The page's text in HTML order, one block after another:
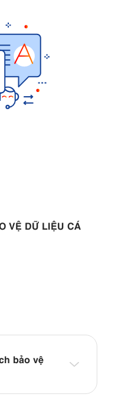
VỆ DỮ LIỆU CÁ
bảo vệ